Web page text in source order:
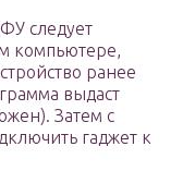
следует
компьютере,
ранее
выдаст
Затем с
гаджет к